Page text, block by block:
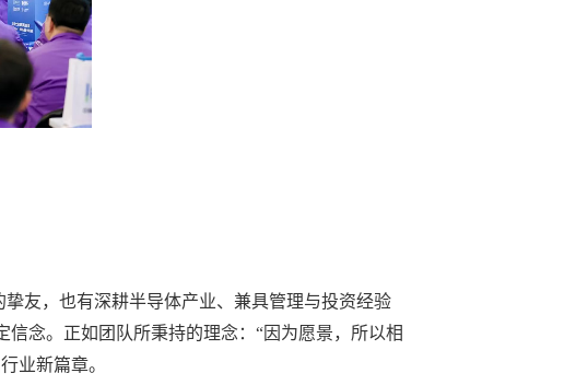
友，也有深耕半导体产业、兼具管理与投资经验
念。正如团队所秉持的理念：“因为愿景，所以相
业新篇章。